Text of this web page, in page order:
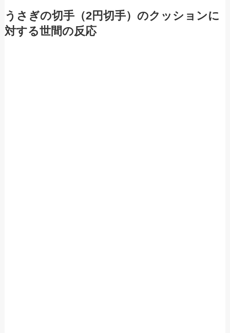
うさぎの切手（2円切手）のクッションに
対する世間の反応